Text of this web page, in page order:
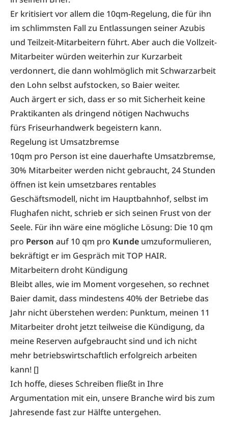
Er kritisiert vor allem die 10qm-Regelung, die für ihn
im schlimmsten Fall zu Entlassungen seiner Azubis
und Teilzeit-Mitarbeitern führt. Aber auch die Vollzeit-
Mitarbeiter würden weiterhin zur Kurzarbeit
verdonnert, die dann wohlmöglich mit Schwarzarbeit
den Lohn selbst aufstocken, so Baier weiter.
Auch ärgert er sich, dass er so mit Sicherheit keine
Praktikanten als dringend nötigen Nachwuchs
fürs Friseurhandwerk begeistern kann.
Regelung ist Umsatzbremse
10qm pro Person ist eine dauerhafte Umsatzbremse,
30% Mitarbeiter werden nicht gebraucht, 24 Stunden
öffnen ist kein umsetzbares rentables
Geschäftsmodell, nicht im Hauptbahnhof, selbst im
Flughafen nicht, schrieb er sich seinen Frust von der
Seele. Für ihn wäre eine mögliche Lösung: Die 10 qm
pro Person auf 10 qm pro Kunde umzuformulieren,
bekräftigt er im Gespräch mit TOP HAIR.
Mitarbeitern droht Kündigung
Bleibt alles, wie im Moment vorgesehen, so rechnet
Baier damit, dass mindestens 40% der Betriebe das
Jahr nicht überstehen werden: Punktum, meinen 11
Mitarbeiter droht jetzt teilweise die Kündigung, da
meine Reserven aufgebraucht sind und ich nicht
mehr betriebswirtschaftlich erfolgreich arbeiten
kann! []
Ich hoffe, dieses Schreiben fließt in Ihre
Argumentation mit ein, unsere Branche wird bis zum
Jahresende fast zur Hälfte untergehen.